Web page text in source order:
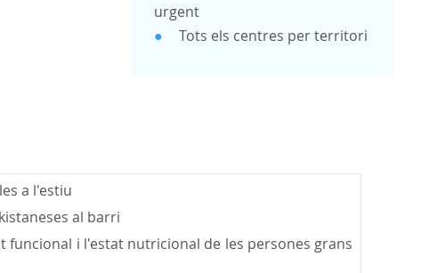
urgent
●
Tots els centres per territori
a l'estiu
al barri
funcional i l'estat nutricional de les persones grans